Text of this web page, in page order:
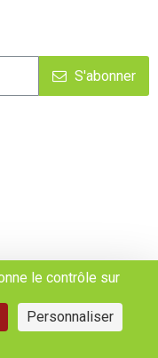
S'abonner
le contrôle sur
Personnaliser